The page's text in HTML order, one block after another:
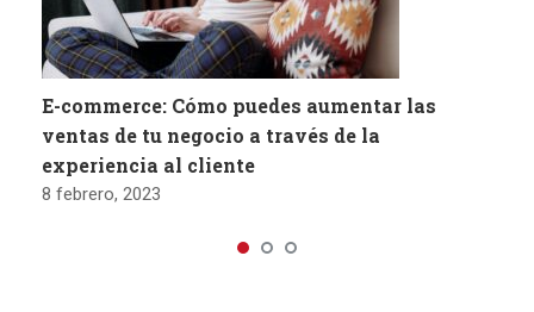
E-commerce: Cómo puedes aumentar las
ventas de tu negocio a través de la
experiencia al cliente
8 febrero, 2023